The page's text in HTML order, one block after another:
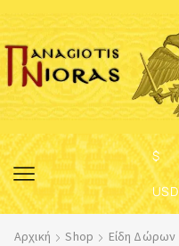
$
USD
Αρχική Shop Είδη Δώρων